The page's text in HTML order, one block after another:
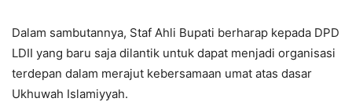
Dalam sambutannya, Staf Ahli Bupati berharap kepada DPD
LDII yang baru saja dilantik untuk dapat menjadi organisasi
terdepan dalam merajut kebersamaan umat atas dasar
Ukhuwah Islamiyyah.